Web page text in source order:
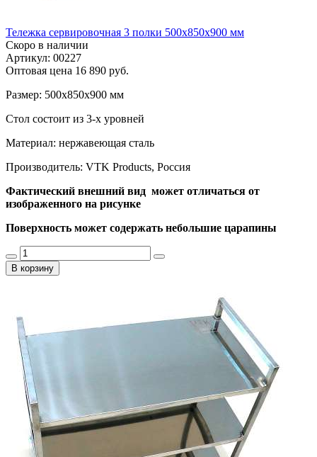
Тележка сервировочная 3 полки 500х850х900 мм
Скоро в наличии
Артикул: 00227
Оптовая цена 16 890 руб.
Размер: 500х850х900 мм
Стол состоит из 3-х уровней
Материал: нержавеющая сталь
Производитель: VTK Products, Россия
Фактический внешний вид может отличаться от
изображенного на рисунке
Поверхность может содержать небольшие царапины
В корзину